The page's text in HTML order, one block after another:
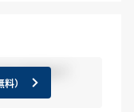
りますか？
）